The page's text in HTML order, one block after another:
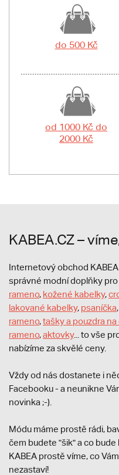
do 500 Kč
od 1000 Kč do
2000 Kč
KABEA.CZ –
Internetový obchod
správné modní doplňky pro
rameno, kožené kabelky,
lakované kabelky, psaníčka,
rameno,tašky a pouzdra
rameno,aktovky... to vše
nabízíme za skvělé ceny.
Vždy od nás dostanete i
Facebooku - a neunikne
novinka ;-).
Módu máme prostě rádi,
čem budete "šik" a co
KABEA prostě víme, co
nezastaví!